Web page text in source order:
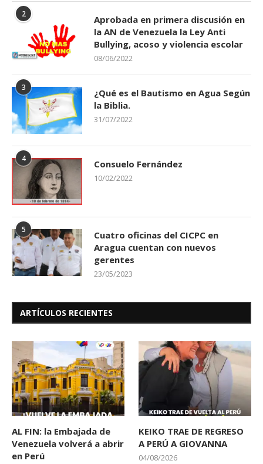
2
Aprobada en primera discusión en
la AN de Venezuela la Ley Anti
Bullying, acoso y violencia escolar
08/06/2022
3
¿Qué es el Bautismo en Agua Según
la Biblia.
31/07/2022
4 Consuelo Fernández
10/02/2022
5
Cuatro oficinas del CICPC en
Aragua cuentan con nuevos
gerentes
23/05/2023
ARTÍCULOS RECIENTES
AL FIN: la Embajada de
Venezuela volverá a abrir
en Perú
KEIKO TRAE DE REGRESO
A PERÚ A GIOVANNA
04/08/2026